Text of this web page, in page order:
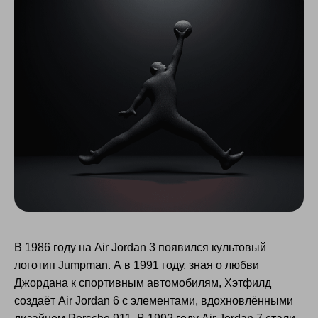
В 1986 году на Air Jordan 3 появился культовый
логотип Jumpman. А в 1991 году, зная о любви
Джордана к спортивным автомобилям, Хэтфилд
создаёт Air Jordan 6 с элементами, вдохновлёнными